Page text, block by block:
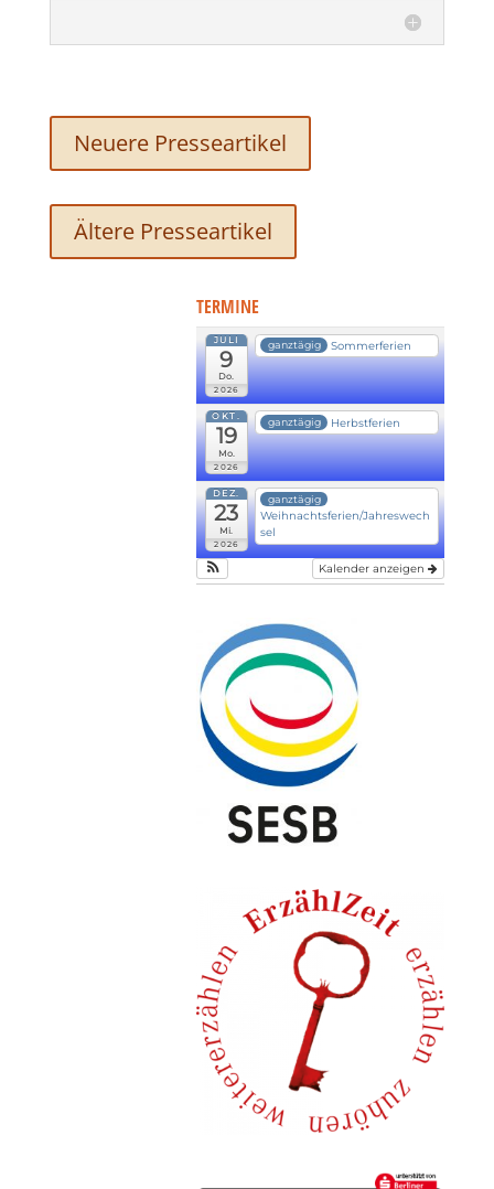
Neuere Presseartikel
Ältere Presseartikel
TERMINE
JULI
9
Do.
2026
ganztägig Sommerferien
OKT.
19
Mo.
2026
ganztägig Herbstferien
DEZ.
23
Mi.
2026
ganztägig
Weihnachtsferien/Jahreswech
sel
Kalender anzeigen